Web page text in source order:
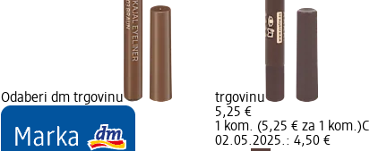
Odaberi dm trgovinu
trgovinu
5,25 €
1 kom. (5,25 € za 1 kom.)
02.05.2025.: 4,50 €